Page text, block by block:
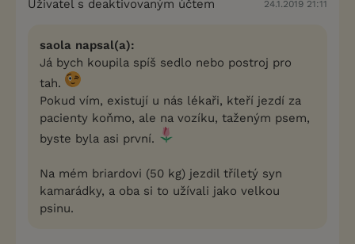
Uživatel s deaktivovaným účtem 24.1.2019 21:11
saola napsal(a):
Já bych koupila spíš sedlo nebo postroj pro
tah.
Pokud vím, existují u nás lékaři, kteří jezdí za
pacienty koňmo, ale na vozíku, taženým psem,
byste byla asi první.
Na mém briardovi (50 kg) jezdil tříletý syn
kamarádky, a oba si to užívali jako velkou
psinu.